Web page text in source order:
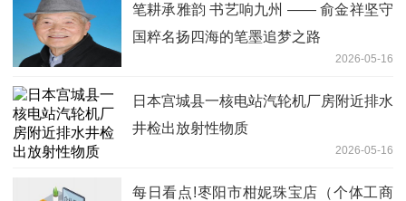
笔耕承雅韵 书艺响九州 —— 俞金祥坚守
国粹名扬四海的笔墨追梦之路
2026-05-16
日本宫城县一核电站汽轮机厂房附近排水
井检出放射性物质
2026-05-16
每日看点!枣阳市柑妮珠宝店（个体工商